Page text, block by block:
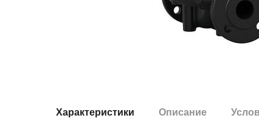
Характеристики Описание